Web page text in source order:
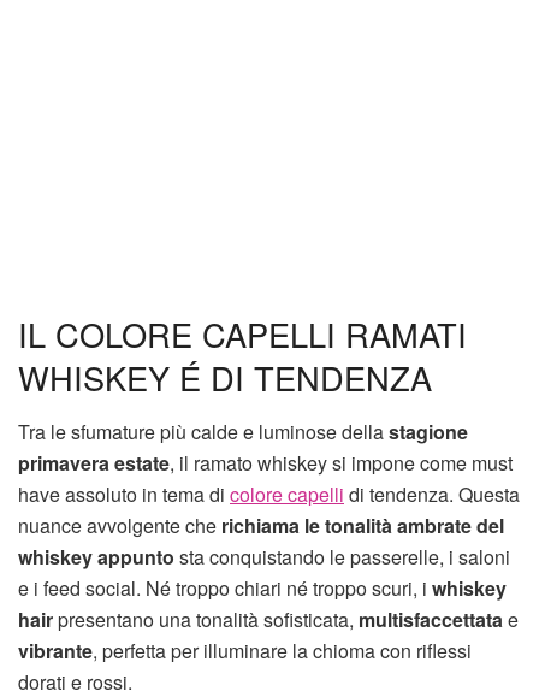
IL COLORE CAPELLI RAMATI
WHISKEY É DI TENDENZA
Tra le sfumature più calde e luminose dellastagione
primavera estate, il ramato whiskey si impone come must
have assoluto in tema di colore capelli di tendenza. Questa
nuance avvolgente che richiama le tonalità ambrate del
whiskey appunto sta conquistando le passerelle, i saloni
e i feed social. Né troppo chiari né troppo scuri, i whiskey
hairpresentano una tonalità sofisticata, multisfaccettatae
vibrante, perfetta per illuminare la chioma con riflessi
dorati e rossi.